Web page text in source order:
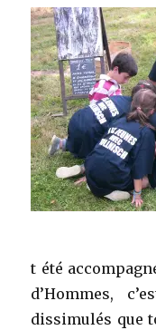
t été
d’Hommes,
dissimulés que